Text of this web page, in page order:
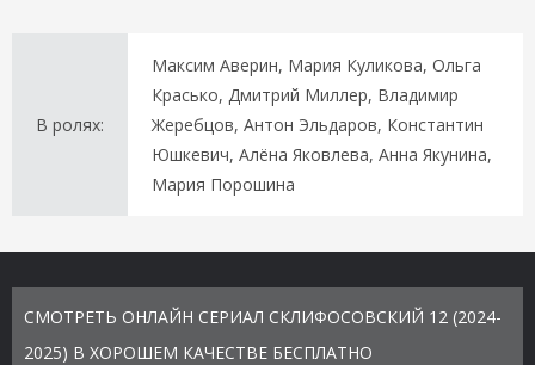
В ролях:
Максим Аверин, Мария Куликова, Ольга
Красько, Дмитрий Миллер, Владимир
Жеребцов, Антон Эльдаров, Константин
Юшкевич, Алёна Яковлева, Анна Якунина,
Мария Порошина
СМОТРЕТЬ ОНЛАЙН СЕРИАЛ СКЛИФОСОВСКИЙ 12 (2024-
2025) В ХОРОШЕМ КАЧЕСТВЕ БЕСПЛАТНО